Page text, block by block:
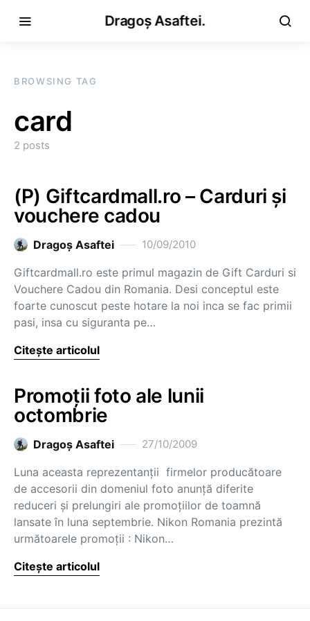
Dragoș Asaftei.
BROWSING TAG
card
2 posts
(P) Giftcardmall.ro – Carduri şi
vouchere cadou
Dragoş Asaftei 10/09/2010
Giftcardmall.ro este primul magazin de Gift Carduri si
Vouchere Cadou din Romania. Desi conceptul este
foarte cunoscut peste hotare la noi inca se fac primii
pasi, insa cu siguranta pe…
Citește articolul
Promoţii foto ale lunii
octombrie
Dragoş Asaftei 27/10/2009
Luna aceasta reprezentanţii firmelor producătoare
de accesorii din domeniul foto anunţă diferite
reduceri şi prelungiri ale promoţiilor de toamnă
lansate în luna septembrie. Nikon Romania prezintă
următoarele promoţii : Nikon…
Citește articolul